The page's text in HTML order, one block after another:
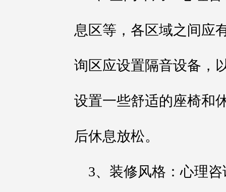
息区等，各区域之间应
询区应设置隔音设备，
设置一些舒适的座椅和
后休息放松。
3、装修风格：心理